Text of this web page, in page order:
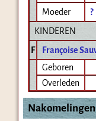
Moeder
?
KINDEREN
F
Françoise
Geboren
Overleden